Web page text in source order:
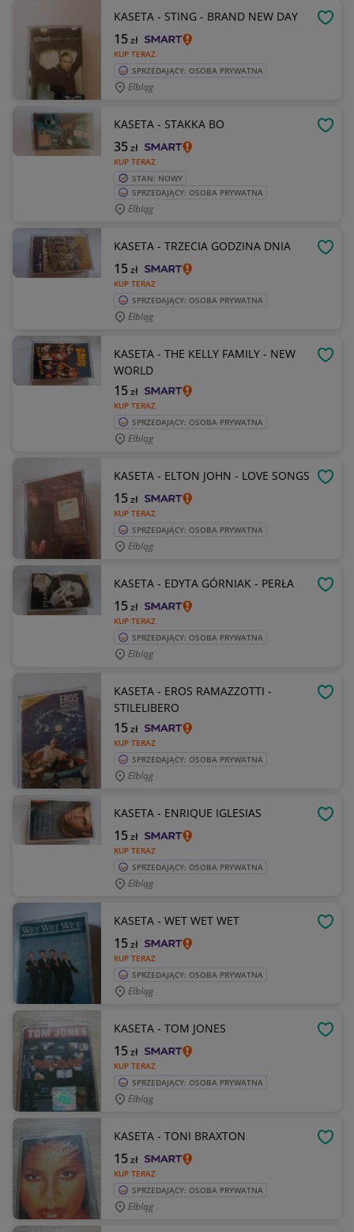
KASETA - STING - BRAND NEW DAY
KUP TERAZ
15zł
SPRZEDAJĄCY: OSOBA PRYWATNA
Elbląg
KASETA - STAKKA BO
KUP TERAZ
35zł
STAN: NOWY
SPRZEDAJĄCY: OSOBA PRYWATNA
Elbląg
KASETA - TRZECIA GODZINA DNIA
KUP TERAZ
15zł
SPRZEDAJĄCY: OSOBA PRYWATNA
Elbląg
KASETA - THE KELLY FAMILY - NEW
WORLD
KUP TERAZ
15zł
SPRZEDAJĄCY: OSOBA PRYWATNA
Elbląg
KASETA - ELTON JOHN - LOVE SONGS
KUP TERAZ
15zł
SPRZEDAJĄCY: OSOBA PRYWATNA
Elbląg
KASETA - EDYTA GÓRNIAK - PERŁA
KUP TERAZ
15zł
SPRZEDAJĄCY: OSOBA PRYWATNA
Elbląg
KASETA - EROS RAMAZZOTTI -
STILELIBERO
KUP TERAZ
15zł
SPRZEDAJĄCY: OSOBA PRYWATNA
Elbląg
KASETA - ENRIQUE IGLESIAS
KUP TERAZ
15zł
SPRZEDAJĄCY: OSOBA PRYWATNA
Elbląg
KASETA - WET WET WET
KUP TERAZ
15zł
SPRZEDAJĄCY: OSOBA PRYWATNA
Elbląg
KASETA - TOM JONES
KUP TERAZ
15zł
SPRZEDAJĄCY: OSOBA PRYWATNA
Elbląg
KASETA - TONI BRAXTON
KUP TERAZ
15zł
SPRZEDAJĄCY: OSOBA PRYWATNA
Elbląg